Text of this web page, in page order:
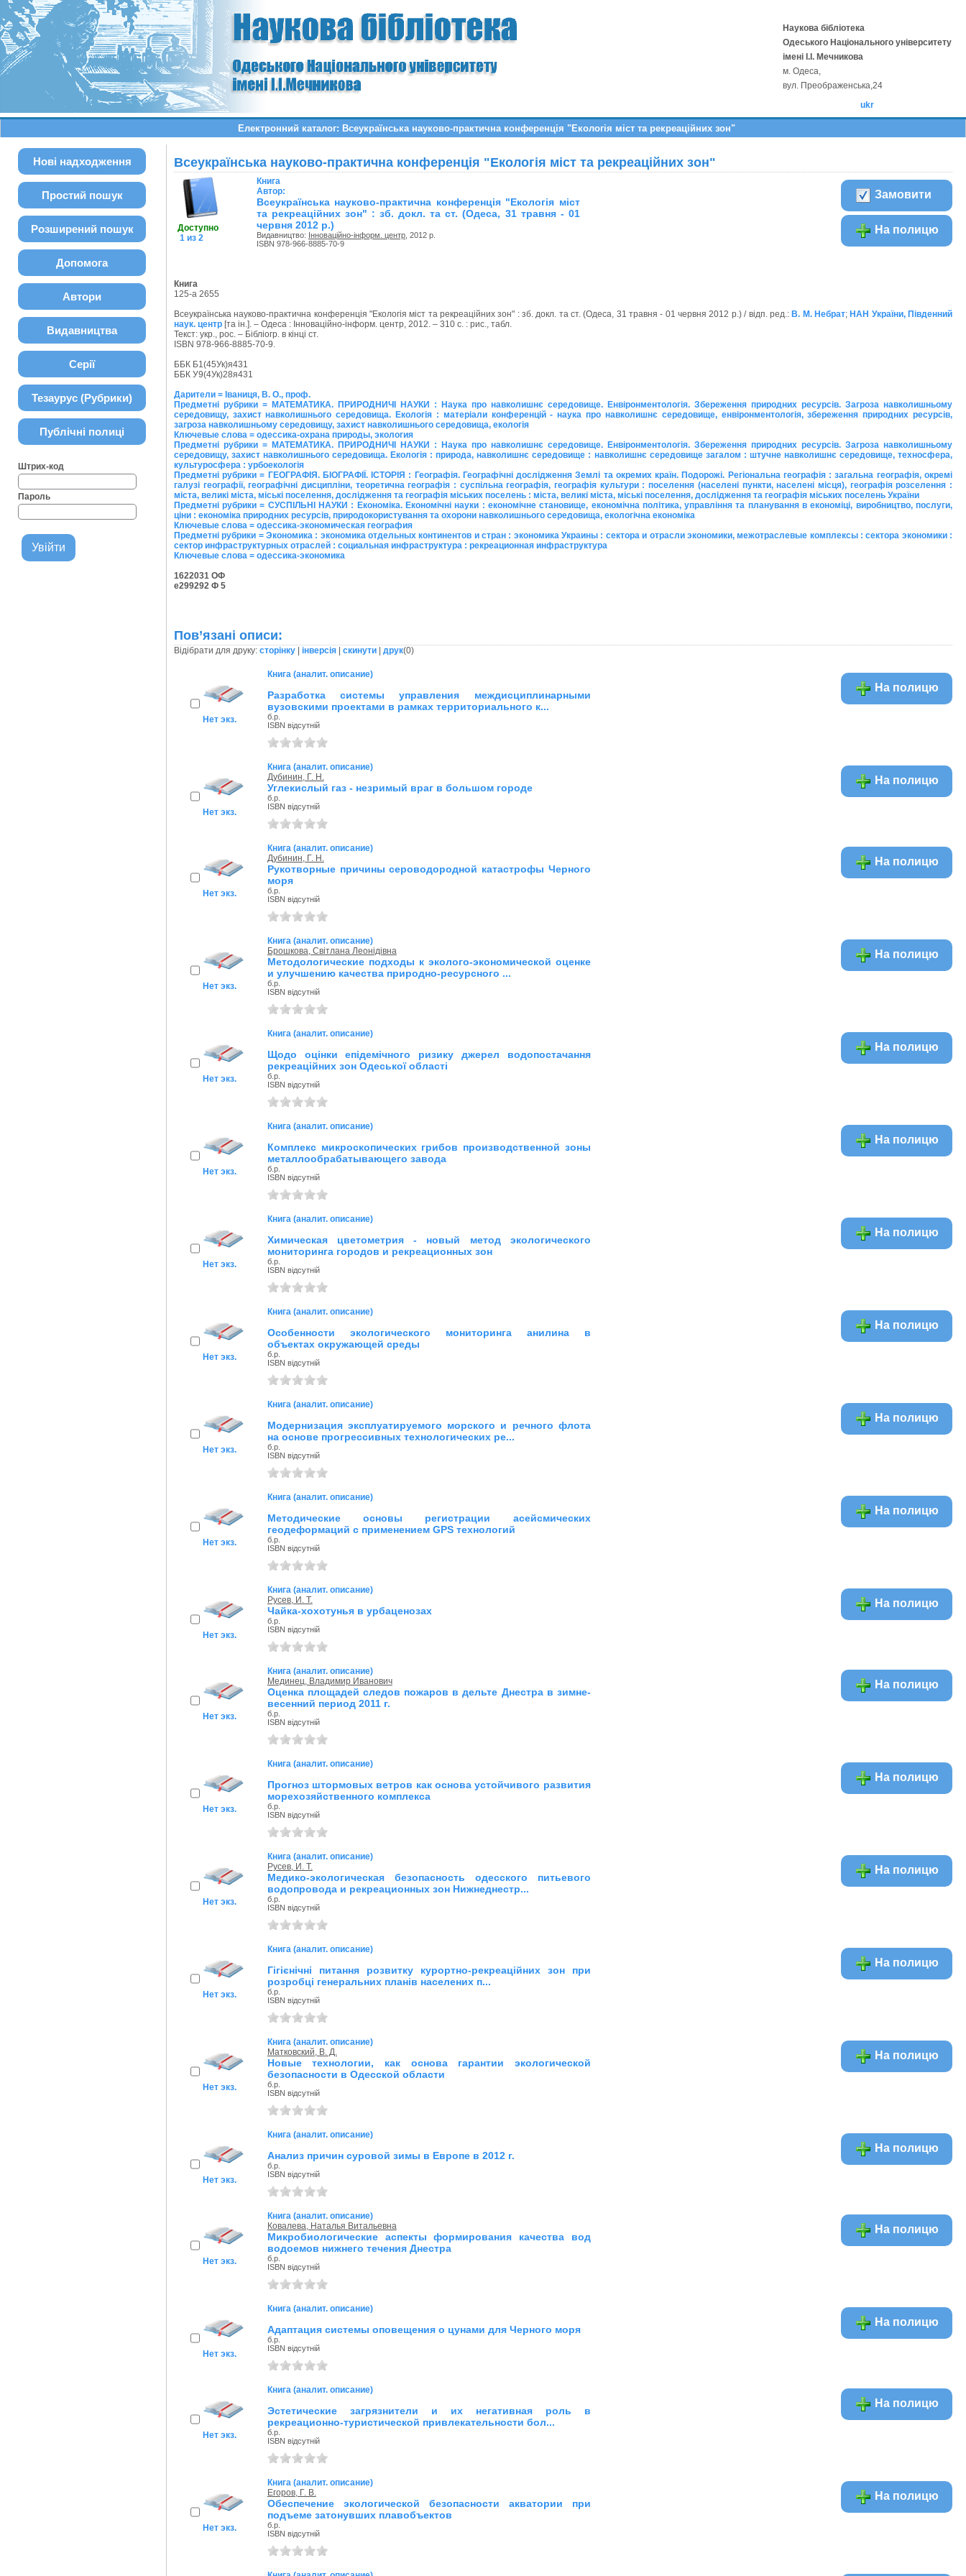
Наукова бібліотека
Одеського Національного університету
імені І.І. Мечникова
м. Одеса,
вул. Преображенська,24
ukr
Електронний каталог: Всеукраїнська науково-практична конференція "Екологія міст та рекреаційних зон"
Нові надходження
Простий пошук
Розширений пошук
Допомога
Автори
Видавництва
Серії
Тезаурус (Рубрики)
Публічні полиці
Штрих-код
Пароль
Всеукраїнська науково-практична конференція "Екологія міст та рекреаційних зон"
Доступно
1 из 2
Книга
Автор:
Всеукраїнська науково-практична конференція "Екологія міст
та рекреаційних зон" : зб. докл. та ст. (Одеса, 31 травня - 01
червня 2012 р.)
Видавництво: Інноваційно-інформ. центр, 2012 р.
ISBN 978-966-8885-70-9
Замовити
На полицю
Книга
125-а 2655
Всеукраїнська науково-практична конференція "Екологія міст та рекреаційних зон" : зб. докл. та ст. (Одеса, 31 травня - 01 червня 2012 р.) / відп. ред.: В. М. Небрат; НАН України, Південний
наук. центр[та ін.]. – Одеса : Інноваційно-інформ. центр, 2012. – 310 с. : рис., табл.
Текст: укр., рос. – Бібліогр. в кінці ст.
ISBN 978-966-8885-70-9.
ББК Б1(45Ук)я431
ББК У9(4Ук)28я431
Дарители = Іваниця, В. О., проф.
Предметні рубрики = МАТЕМАТИКА. ПРИРОДНИЧІ НАУКИ : Наука про навколишнє середовище. Енвіронментологія. Збереження природних ресурсів. Загроза навколишньому
середовищу, захист навколишнього середовища. Екологія : матеріали конференцій - наука про навколишнє середовище, енвіронментологія, збереження природних ресурсів,
загроза навколишньому середовищу, захист навколишнього середовища, екологія
Ключевые слова = одессика-охрана природы, экология
Предметні рубрики = МАТЕМАТИКА. ПРИРОДНИЧІ НАУКИ : Наука про навколишнє середовище. Енвіронментологія. Збереження природних ресурсів. Загроза навколишньому
середовищу, захист навколишнього середовища. Екологія : природа, навколишнє середовище : навколишнє середовище загалом : штучне навколишнє середовище, техносфера,
культуросфера : урбоекологія
Предметні рубрики = ГЕОГРАФІЯ. БІОГРАФІЇ. ІСТОРІЯ : Географія. Географічні дослідження Землі та окремих країн. Подорожі. Регіональна географія : загальна географія, окремі
галузі географії, географічні дисципліни, теоретична географія : суспільна географія, географія культури : поселення (населені пункти, населені місця), географія розселення :
міста, великі міста, міські поселення, дослідження та географія міських поселень : міста, великі міста, міські поселення, дослідження та географія міських поселень України
Предметні рубрики = СУСПІЛЬНІ НАУКИ : Економіка. Економічні науки : економічне становище, економічна політика, управління та планування в економіці, виробництво, послуги,
ціни : економiка природних ресурсів, природокористування та охорони навколишнього середовища, екологічна економіка
Ключевые слова = одессика-экономическая география
Предметні рубрики = Экономика : экономика отдельных континентов и стран : экономика Украины : сектора и отрасли экономики, межотраслевые комплексы : сектора экономики :
сектор инфраструктурных отраслей : социальная инфраструктура : рекреационная инфраструктура
Ключевые слова = одессика-экономика
1622031 ОФ
е299292 Ф 5
Пов’язані описи:
Відібрати для друку: сторінку| інверсія| скинути| друк(0)
Нет экз.
Книга (аналит. описание)
Разработка системы управления междисциплинарными
вузовскими проектами в рамках территориального к...
б.р.
ISBN відсутній
На полицю
Нет экз.
Книга (аналит. описание)
Дубинин, Г. Н.
Углекислый газ - незримый враг в большом городе
б.р.
ISBN відсутній
На полицю
Нет экз.
Книга (аналит. описание)
Дубинин, Г. Н.
Рукотворные причины сероводородной катастрофы Черного
моря
б.р.
ISBN відсутній
На полицю
Нет экз.
Книга (аналит. описание)
Брошкова, Світлана Леонідівна
Методологические подходы к эколого-экономической оценке
и улучшению качества природно-ресурсного ...
б.р.
ISBN відсутній
На полицю
Нет экз.
Книга (аналит. описание)
Щодо оцінки епідемічного ризику джерел водопостачання
рекреаційних зон Одеської області
б.р.
ISBN відсутній
На полицю
Нет экз.
Книга (аналит. описание)
Комплекс микроскопических грибов производственной зоны
металлообрабатывающего завода
б.р.
ISBN відсутній
На полицю
Нет экз.
Книга (аналит. описание)
Химическая цветометрия - новый метод экологического
мониторинга городов и рекреационных зон
б.р.
ISBN відсутній
На полицю
Нет экз.
Книга (аналит. описание)
Особенности экологического мониторинга анилина в
объектах окружающей среды
б.р.
ISBN відсутній
На полицю
Нет экз.
Книга (аналит. описание)
Модернизация эксплуатируемого морского и речного флота
на основе прогрессивных технологических ре...
б.р.
ISBN відсутній
На полицю
Нет экз.
Книга (аналит. описание)
Методические основы регистрации асейсмических
геодеформаций с применением GPS технологий
б.р.
ISBN відсутній
На полицю
Нет экз.
Книга (аналит. описание)
Русев, И. Т.
Чайка-хохотунья в урбаценозах
б.р.
ISBN відсутній
На полицю
Нет экз.
Книга (аналит. описание)
Мединец, Владимир Иванович
Оценка площадей следов пожаров в дельте Днестра в зимне-
весенний период 2011 г.
б.р.
ISBN відсутній
На полицю
Нет экз.
Книга (аналит. описание)
Прогноз штормовых ветров как основа устойчивого развития
морехозяйственного комплекса
б.р.
ISBN відсутній
На полицю
Нет экз.
Книга (аналит. описание)
Русев, И. Т.
Медико-экологическая безопасность одесского питьевого
водопровода и рекреационных зон Нижнеднестр...
б.р.
ISBN відсутній
На полицю
Нет экз.
Книга (аналит. описание)
Гігієнічні питання розвитку курортно-рекреаційних зон при
розробці генеральних планів населених п...
б.р.
ISBN відсутній
На полицю
Нет экз.
Книга (аналит. описание)
Матковский, В. Д.
Новые технологии, как основа гарантии экологической
безопасности в Одесской области
б.р.
ISBN відсутній
На полицю
Нет экз.
Книга (аналит. описание)
Анализ причин суровой зимы в Европе в 2012 г.
б.р.
ISBN відсутній
На полицю
Нет экз.
Книга (аналит. описание)
Ковалева, Наталья Витальевна
Микробиологические аспекты формирования качества вод
водоемов нижнего течения Днестра
б.р.
ISBN відсутній
На полицю
Нет экз.
Книга (аналит. описание)
Адаптация системы оповещения о цунами для Черного моря
б.р.
ISBN відсутній
На полицю
Нет экз.
Книга (аналит. описание)
Эстетические загрязнители и их негативная роль в
рекреационно-туристической привлекательности бол...
б.р.
ISBN відсутній
На полицю
Нет экз.
Книга (аналит. описание)
Егоров, Г. В.
Обеспечение экологической безопасности акватории при
подъеме затонувших плавобъектов
б.р.
ISBN відсутній
На полицю